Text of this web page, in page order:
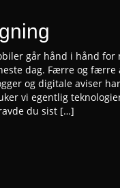
går hånd i hånd
dag. Færre og færre
og digitale aviser
vi egentlig
du sist […]